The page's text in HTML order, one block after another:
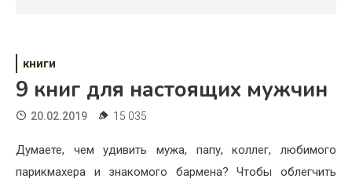
Дом
Жизнь
Хобби
книги
9 книг для настоящих мужчин
20.02.2019 15 035
Думаете, чем удивить мужа, папу, коллег, любимого
парикмахера и знакомого бармена? Чтобы облегчить